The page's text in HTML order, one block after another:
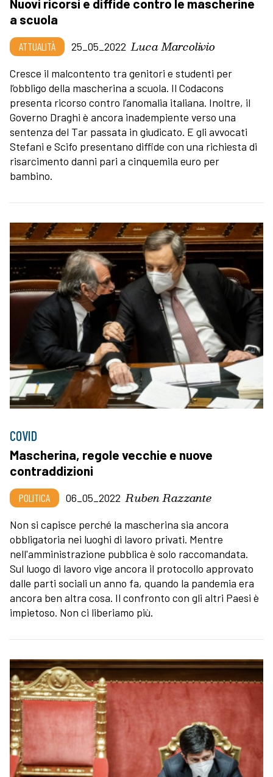
Nuovi ricorsi e diffide contro le mascherine
a scuola
ATTUALITÀ 25_05_2022 Luca Marcolivio
Cresce il malcontento tra genitori e studenti per
l’obbligo della mascherina a scuola. Il Codacons
presenta ricorso contro l’anomalia italiana. Inoltre, il
Governo Draghi è ancora inadempiente verso una
sentenza del Tar passata in giudicato. E gli avvocati
Stefani e Scifo presentano diffide con una richiesta di
risarcimento danni pari a cinquemila euro per
bambino.
COVID
Mascherina, regole vecchie e nuove
contraddizioni
POLITICA 06_05_2022 Ruben Razzante
Non si capisce perché la mascherina sia ancora
obbligatoria nei luoghi di lavoro privati. Mentre
nell'amministrazione pubblica è solo raccomandata.
Sul luogo di lavoro vige ancora il protocollo approvato
dalle parti sociali un anno fa, quando la pandemia era
ancora ben altra cosa. Il confronto con gli altri Paesi è
impietoso. Non ci liberiamo più.